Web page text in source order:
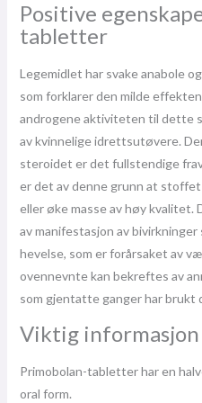
Positive
tabletter
Legemidlet har svake anabole
som forklarer den milde
androgene aktiviteten til dette
av kvinnelige idrettsutøvere.
steroidet er det fullstendige
er det av denne grunn at
eller øke masse av høy kvalitet.
av manifestasjon av
hevelse, som er forårsaket av
ovennevnte kan bekreftes av
som gjentatte ganger har
Viktig informasjon
Primobolan-tabletter har en
oral form.